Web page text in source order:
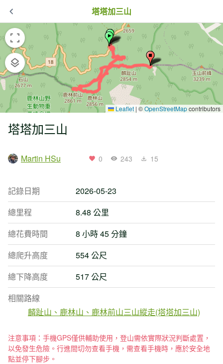
塔塔加三山
Leaflet | ©OpenStreetMapcontributors
塔塔加三山
Martin HSu 0 243 15
記錄日期
2026-05-23
總里程
8.48 公里
總花費時間
8 小時 45 分鐘
總爬升高度
554 公尺
總下降高度
517 公尺
相關路線
麟趾山、鹿林山、鹿林前山三山縱走(塔塔加三山)
注意事項：手機GPS僅供輔助使用，登山需依實際狀況判斷處置，
以免發生危險。行進間切勿查看手機，需查看手機時，應於安全地
點並停下腳步。